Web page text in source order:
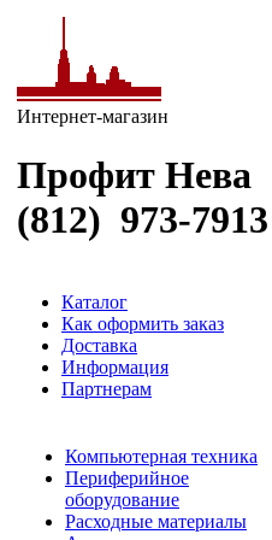
Интернет-магазин
Профит Нева
(812) 973-7913
Каталог
Как оформить заказ
Доставка
Информация
Партнерам
Компьютерная техника
Периферийное
оборудование
Расходные материалы